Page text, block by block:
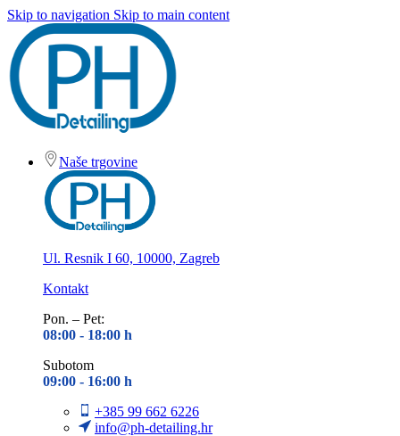
Skip to navigation Skip to main content
Naše trgovine
Ul. Resnik I 60, 10000, Zagreb
Kontakt
Pon. – Pet:
08:00 - 18:00 h
Subotom
09:00 - 16:00 h
+385 99 662 6226
info@ph-detailing.hr